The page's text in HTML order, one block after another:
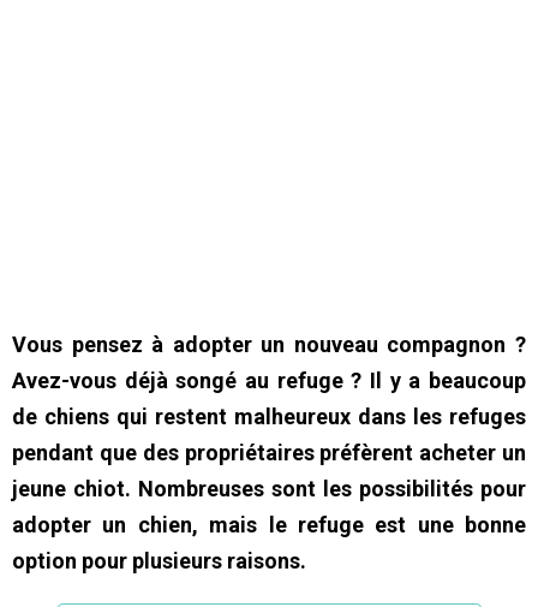
Vous pensez à adopter un nouveau compagnon ?
Avez-vous déjà songé au refuge ? Il y a beaucoup
de chiens qui restent malheureux dans les refuges
pendant que des propriétaires préfèrent acheter un
jeune chiot. Nombreuses sont les possibilités pour
adopter un chien, mais le refuge est une bonne
option pour plusieurs raisons.